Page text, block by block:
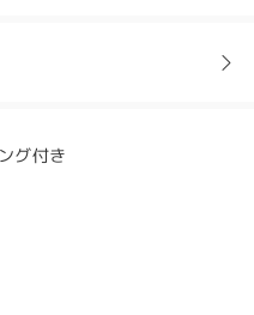
、以下からお問い合わせく
る
グ付き